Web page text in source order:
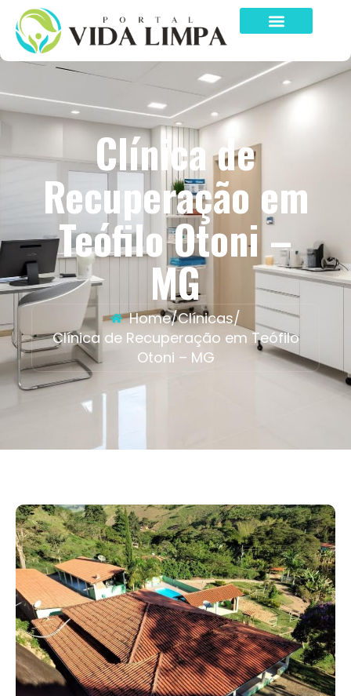
Clínica de
Recuperação em
Teófilo Otoni –
MG
Home/Clínicas/
Clínica de Recuperação em Teófilo
Otoni – MG